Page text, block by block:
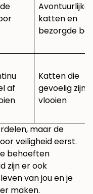
Avontuurlijke
katten en
bezorgde
af
Katten die
gevoelig zijn
vlooien
maar de
veiligheid eerst.
behoeften
zijn er ook
van jou en je
maken.